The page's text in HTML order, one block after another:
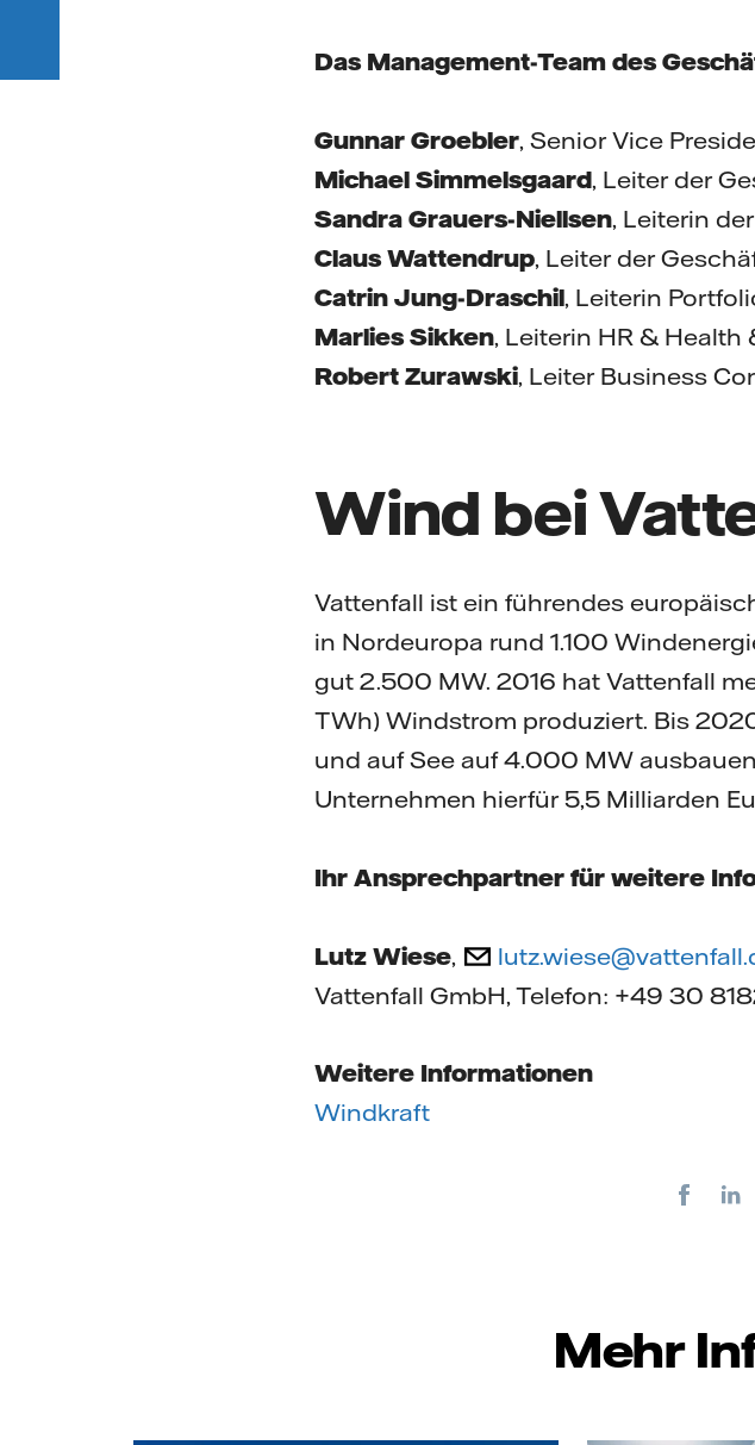
Das Management-Team des
Gunnar Groebler, Senior Vice
Michael Simmelsgaard, Leiter der
Sandra Grauers-Niellsen, Leiterin
Claus Wattendrup, Leiter der
Catrin Jung-Draschil, Leiterin
Marlies Sikken, Leiterin HR &
Robert Zurawski, Leiter Business
Wind bei
Vattenfall ist ein führendes
in Nordeuropa rund 1.100
gut 2.500 MW. 2016 hat Vattenfall
TWh) Windstrom produziert. Bis
und auf See auf 4.000 MW
Unternehmen hierfür 5,5 Milliarden
Ihr Ansprechpartner für weitere
Lutz Wiese,
Vattenfall GmbH, Telefon: +49 30
Weitere Informationen
Windkraft
Mehr